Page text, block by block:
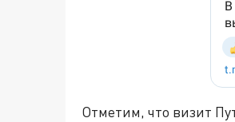
Отметим, что визит